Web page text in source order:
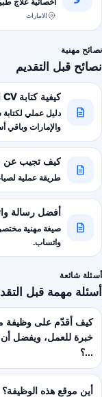
أخصائية علاج
القاهرة الجديدة
الامارات
نصائح مهنية
نصائح قبل التقديم
كيفية كتابة CV احترافي للتقديم على وظائف الخليج
دليل عملي
والإمارات وباقي
كيف تجيب عن
طريقة عملية
أفضل رسالة
صيغة مهنية
واتساب.
أسئلة شائعة
أسئلة مهمة قبل
كيف أقدّم على وظيفة
خبرة للعمل، ويفضل
...؟
أين موقع هذه الوظيفة؟